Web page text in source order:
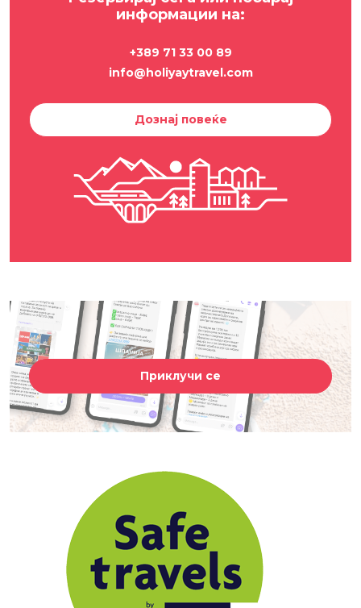
информации на:
+389 71 33 00 89
info@holiyaytravel.com
Дознај повеќе
Приклучи се